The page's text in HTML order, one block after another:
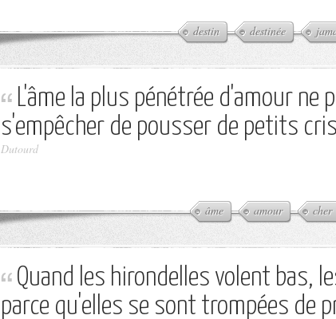
destin destinée
L'âme la plus pénétrée d'amour ne
s'empêcher de pousser de petits
Dutourd
âme amour cher
Quand les hirondelles volent bas,
parce qu'elles se sont trompées de